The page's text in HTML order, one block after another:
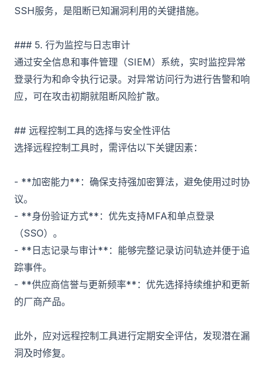
SSH服务，是阻断已知漏洞利用的关键措施。
### 5. 行为监控与日志审计
通过安全信息和事件管理（SIEM）系统，实时监控异常
登录行为和命令执行记录。对异常访问行为进行告警和响
应，可在攻击初期就阻断风险扩散。
## 远程控制工具的选择与安全性评估
选择远程控制工具时，需评估以下关键因素：
- **加密能力**：确保支持强加密算法，避免使用过时协
议。
- **身份验证方式**：优先支持MFA和单点登录
（SSO）。
- **日志记录与审计**：能够完整记录访问轨迹并便于追
踪事件。
- **供应商信誉与更新频率**：优先选择持续维护和更新
的厂商产品。
此外，应对远程控制工具进行定期安全评估，发现潜在漏
洞及时修复。